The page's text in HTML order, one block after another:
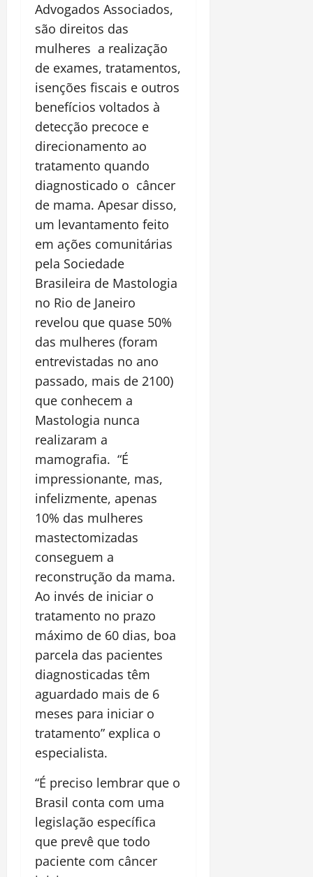
Advogados Associados,
são direitos das
mulheres a realização
de exames, tratamentos,
isenções fiscais e outros
benefícios voltados à
detecção precoce e
direcionamento ao
tratamento quando
diagnosticado o câncer
de mama. Apesar disso,
um levantamento feito
em ações comunitárias
pela Sociedade
Brasileira de Mastologia
no Rio de Janeiro
revelou que quase 50%
das mulheres (foram
entrevistadas no ano
passado, mais de 2100)
que conhecem a
Mastologia nunca
realizaram a
mamografia. “É
impressionante, mas,
infelizmente, apenas
10% das mulheres
mastectomizadas
conseguem a
reconstrução da mama.
Ao invés de iniciar o
tratamento no prazo
máximo de 60 dias, boa
parcela das pacientes
diagnosticadas têm
aguardado mais de 6
meses para iniciar o
tratamento” explica o
especialista.
“É preciso lembrar que o
Brasil conta com uma
legislação específica
que prevê que todo
paciente com câncer